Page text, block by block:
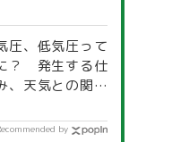
県別「夏季休暇
」
圧、低気圧って
？ 発生する仕
、天気との関係
by